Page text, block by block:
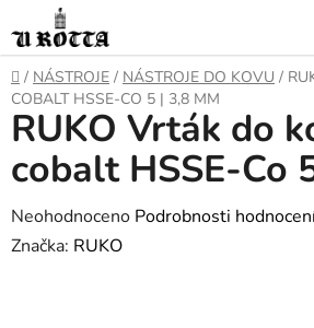
na
obsah
DOMŮ
/ NÁSTROJE / NÁSTROJE DO KOVU /
COBALT HSSE-CO 5 | 3,8 MM
RUKO Vrták do
cobalt HSSE-Co
Průměrné
hodnocení
Neohodnoceno Podrobnosti
Značka: RUKO